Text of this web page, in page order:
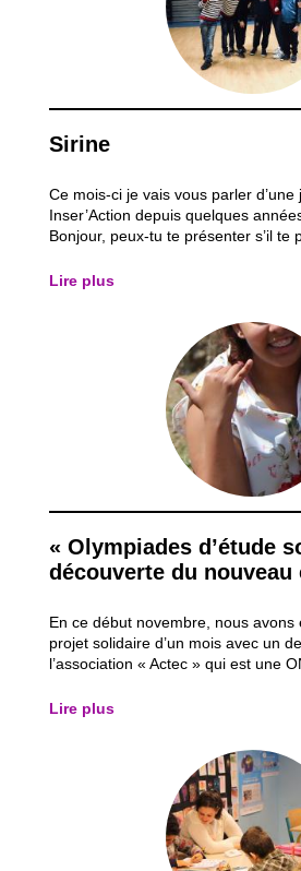
Sirine
Ce mois-ci je vais vous parler
Inser’Action depuis quelques
Bonjour, peux-tu te présenter s’il te
Depuis quand fréquentes-tu
Lire plus
« Olympiades d’étude
découverte du
En ce début novembre, nous avons
projet solidaire d’un mois avec un
l’association « Actec » qui est une
l’autonomie des personnes
Lire plus